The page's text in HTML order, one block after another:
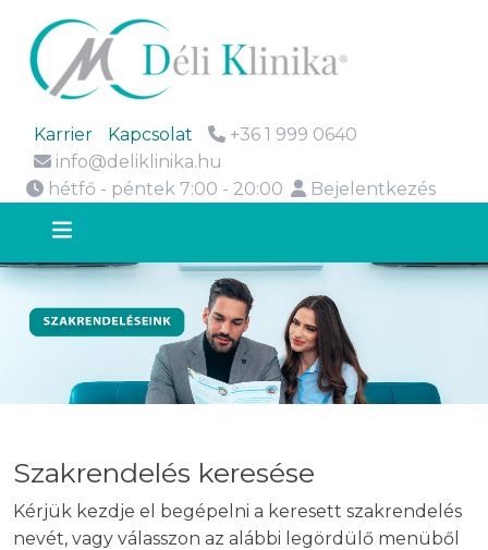
Karrier Kapcsolat
+36 1 999 0640
info@deliklinika.hu
hétfő - péntek 7:00 - 20:00
Bejelentkezés
Szakrendelés keresése
Kérjük kezdje el begépelni a keresett szakrendelés
nevét, vagy válasszon az alábbi legördülő menüből